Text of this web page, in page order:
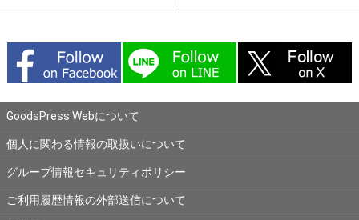
GoodsPress Webについて
個人に関わる情報の取扱いについて
グループ情報セキュリティポリシー
ご利用履歴情報の外部送信について